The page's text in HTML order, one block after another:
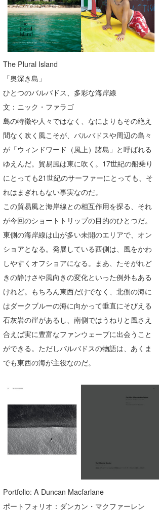
The Plural Island
「奥深き島」
ひとつのバルバドス、多彩な海岸線
文：ニック・ファラゴ
島の特徴や人々ではなく、なによりもその絶え
間なく吹く風こそが、バルバドスや周辺の島々
が「ウィンドワード（風上）諸島」と呼ばれる
ゆえんだ。貿易風は東に吹く。17世紀の船乗り
にとっても21世紀のサーファーにとっても、そ
れはまぎれもない事実なのだ。
この貿易風と海岸線との相互作用を探る、それ
が今回のショートトリップの目的のひとつだ。
東側の海岸線は山が多い未開のエリアで、オン
ショアとなる。発展している西側は、風をかわ
しやすくオフショアになる。まあ、たそがれど
きの静けさや風向きの変化といった例外もある
けれど。もちろん東西だけでなく、北側の海に
はダークブルーの海に向かって垂直にそびえる
石灰岩の崖があるし、南側ではうねりと風さえ
合えば実に豊富なファンウェーブに出会うこと
ができる。ただしバルバドスの物語は、あくま
でも東西の海が主役なのだ。
Portfolio: A Duncan Macfarlane
ポートフォリオ：ダンカン・マクファーレン